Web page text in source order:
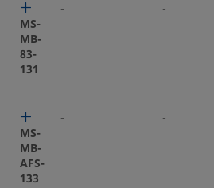
MS-
MB-
83-
131
- -
MS-
MB-
AFS-
133
- -